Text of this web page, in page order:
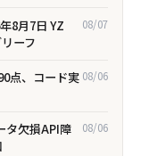
8月7日 YZ
ーフ
08/07
点、コード実 08/06
欠損――API障
08/06